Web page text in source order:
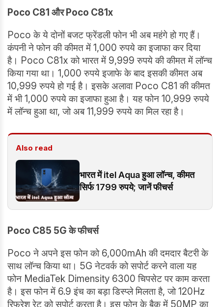
Poco C81 और Poco C81x
Poco के ये दोनों बजट फ्रेंडली फोन भी अब महंगे हो गए हैं।
कंपनी ने फोन की कीमत में 1,000 रुपये का इजाफा कर दिया
है। Poco C81x को भारत में 9,999 रुपये की कीमत में लॉन्च
किया गया था। 1,000 रुपये इजाफे के बाद इसकी कीमत अब
10,999 रुपये हो गई है। इसके अलावा Poco C81 की कीमत
में भी 1,000 रुपये का इजाफा हुआ है। यह फोन 10,999 रुपये
में लॉन्च हुआ था, जो अब 11,999 रुपये का मिल रहा है।
Also read
भारत में itel Aqua हुआ लॉन्च, कीमत
सिर्फ 1799 रुपये; जानें फीचर्स
Poco C85 5G के फीचर्स
Poco ने अपने इस फोन को 6,000mAh की दमदार बैटरी के
साथ लॉन्च किया था। 5G नेटवर्क को सपोर्ट करने वाला यह
फोन MediaTek Dimensity 6300 चिपसेट पर काम करता
है। इस फोन में 6.9 इंच का बड़ा डिस्प्ले मिलता है, जो 120Hz
रिफ्रेश रेट को सपोर्ट करता है। इस फोन के बैक में 50MP का